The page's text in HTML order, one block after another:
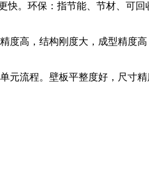
。环保：指节能、节材、可回
高，结构刚度大，成型精度高
流程。壁板平整度好，尺寸